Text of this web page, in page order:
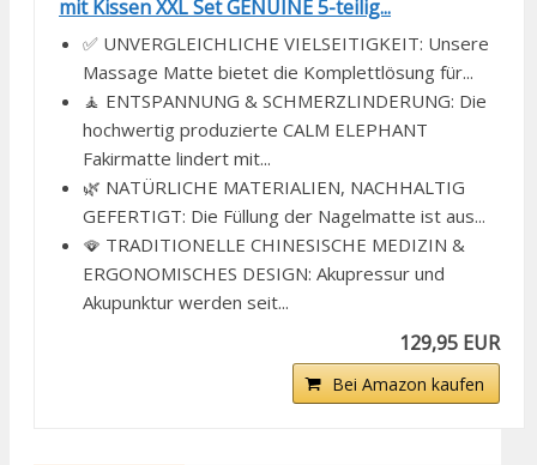
mit Kissen XXL Set GENUINE 5-teilig...
✅ UNVERGLEICHLICHE VIELSEITIGKEIT: Unsere
Massage Matte bietet die Komplettlösung für...
🧘 ENTSPANNUNG & SCHMERZLINDERUNG: Die
hochwertig produzierte CALM ELEPHANT
Fakirmatte lindert mit...
🌿 NATÜRLICHE MATERIALIEN, NACHHALTIG
GEFERTIGT: Die Füllung der Nagelmatte ist aus...
🪭 TRADITIONELLE CHINESISCHE MEDIZIN &
ERGONOMISCHES DESIGN: Akupressur und
Akupunktur werden seit...
129,95 EUR
Bei Amazon kaufen